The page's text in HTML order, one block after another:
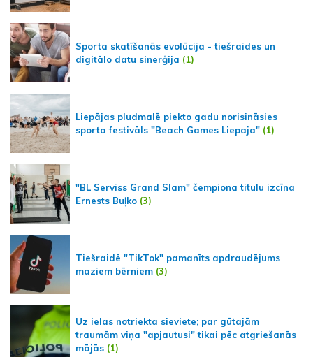
Sporta skatīšanās evolūcija - tiešraides un
digitālo datu sinerģija (1)
Liepājas pludmalē piekto gadu norisināsies
sporta festivāls "Beach Games Liepaja" (1)
"BL Serviss Grand Slam" čempiona titulu izcīna
Ernests Buļko (3)
Tiešraidē "TikTok" pamanīts apdraudējums
maziem bērniem (3)
Uz ielas notriekta sieviete; par gūtajām
traumām viņa "apjautusi" tikai pēc atgriešanās
mājās (1)